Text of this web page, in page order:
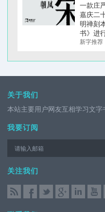
一款庄
嘉庆二
明禅刻
书》进
新字推荐
关于我们
本站主要用户网友互相学习文字
我要订阅
关注我们